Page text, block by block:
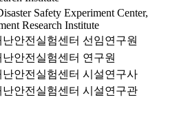
Safety Experiment Center,
Research Institute
안전실험센터 선임연구원
안전실험센터 연구원
안전실험센터 시설연구사
안전실험센터 시설연구관